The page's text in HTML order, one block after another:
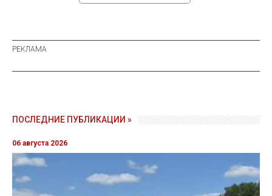
ПОСЛЕДНИЕ ПУБЛИКАЦИИ »
06 августа 2026